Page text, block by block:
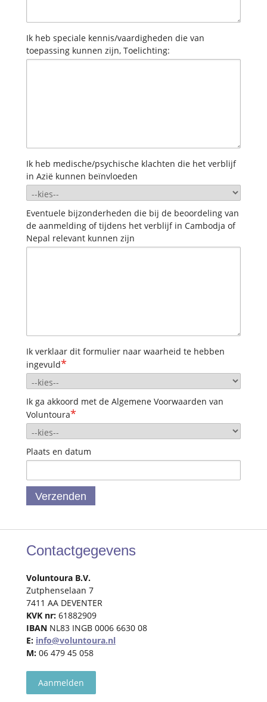
Ik heb speciale kennis/vaardigheden die van
toepassing kunnen zijn, Toelichting:
Ik heb medische/psychische klachten die het verblijf
in Azië kunnen beïnvloeden
Eventuele bijzonderheden die bij de beoordeling van
de aanmelding of tijdens het verblijf in Cambodja of
Nepal relevant kunnen zijn
Ik verklaar dit formulier naar waarheid te hebben
ingevuld*
Ik ga akkoord met de Algemene Voorwaarden van
Voluntoura*
Plaats en datum
Verzenden
Contactgegevens
Voluntoura B.V.
Zutphenselaan 7
7411 AA DEVENTER
KVK nr: 61882909
IBAN NL83 INGB 0006 6630 08
E: info@voluntoura.nl
M: 06 479 45 058
Aanmelden